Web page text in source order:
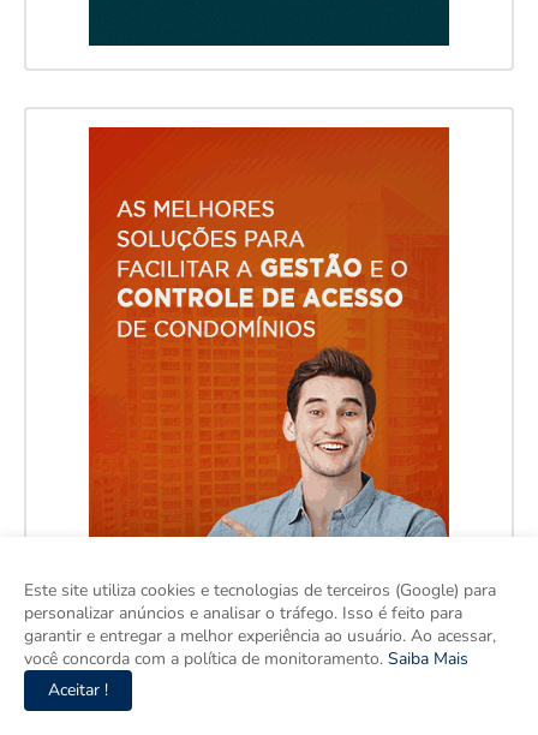
Este site utiliza cookies e tecnologias de terceiros (Google) para
personalizar anúncios e analisar o tráfego. Isso é feito para
garantir e entregar a melhor experiência ao usuário. Ao acessar,
você concorda com a política de monitoramento. Saiba Mais
Aceitar !